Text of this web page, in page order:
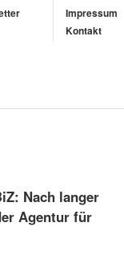
Impressum
Kontakt
Nach langer
Agentur für